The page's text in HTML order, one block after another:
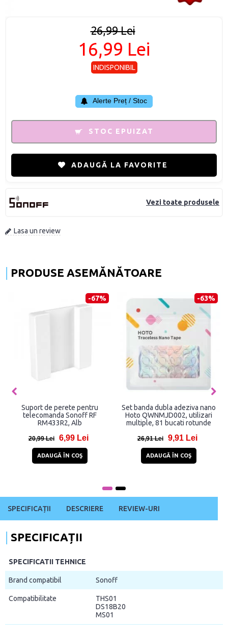
Vezi toate produsele
Lasa un review
26,99 Lei
16,99 Lei
INDISPONIBIL
Alerte Preț / Stoc
STOC EPUIZAT
ADAUGĂ LA FAVORITE
PRODUSE ASEMĂNĂTOARE
-67%
Suport de perete pentru
telecomanda Sonoff RF
RM433R2, Alb
20,99 Lei 6,99 Lei
ADAUGĂ ÎN COŞ
-63%
Set banda dubla adeziva nano
Hoto QWNMJD002, utilizari
multiple, 81 bucati rotunde
26,91 Lei 9,91 Lei
ADAUGĂ ÎN COŞ
SPECIFICAȚII DESCRIERE REVIEW-URI
SPECIFICAȚII
SPECIFICATII TEHNICE
Brand compatibil Sonoff
Compatibilitate
THS01
DS18B20
MS01